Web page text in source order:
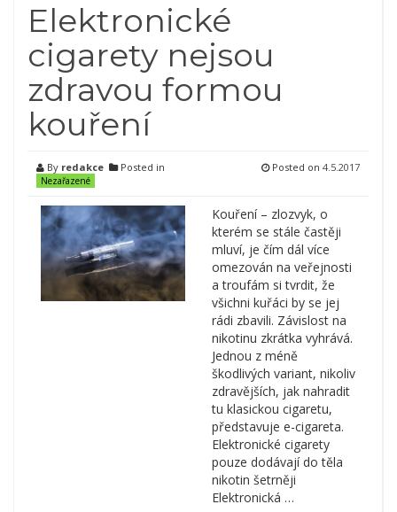
Elektronické
cigarety nejsou
zdravou formou
kouření
By redakce Posted in
Nezařazené
Posted on 4.5.2017
Kouření – zlozvyk, o
kterém se stále častěji
mluví, je čím dál více
omezován na veřejnosti
a troufám si tvrdit, že
všichni kuřáci by se jej
rádi zbavili. Závislost na
nikotinu zkrátka vyhrává.
Jednou z méně
škodlivých variant, nikoliv
zdravějších, jak nahradit
tu klasickou cigaretu,
představuje e-cigareta.
Elektronické cigarety
pouze dodávají do těla
nikotin šetrněji
Elektronická …